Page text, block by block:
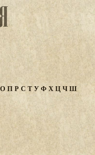
ОПР С ТУФХЦЧШ